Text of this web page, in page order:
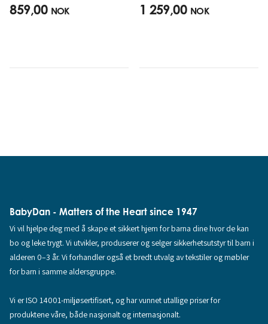
859,00 NOK 1 259,00 NOK
BabyDan - Matters of the Heart since 1947
Vi vil hjelpe deg med å skape et sikkert hjem for barna dine hvor de kan
bo og leke trygt. Vi utvikler, produserer og selger sikkerhetsutstyr til barn i
alderen 0–3 år. Vi forhandler også et bredt utvalg av tekstiler og møbler
for barn i samme aldersgruppe.
Vi er ISO 14001-miljøsertifisert, og har vunnet utallige priser for
produktene våre, både nasjonalt og internasjonalt.